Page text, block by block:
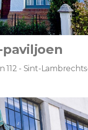
112 - Sint-